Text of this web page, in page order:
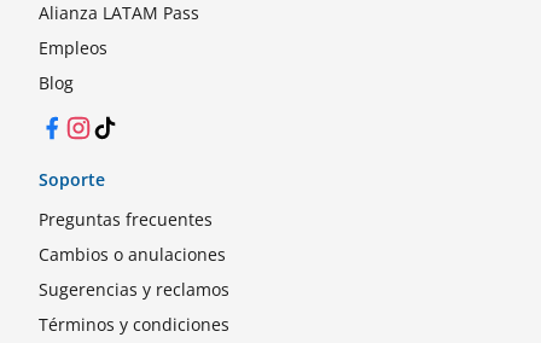
Alianza LATAM Pass
Empleos
Blog
Facebook
Instagram
TikTok
Soporte
Preguntas frecuentes
Cambios o anulaciones
Sugerencias y reclamos
Términos y condiciones